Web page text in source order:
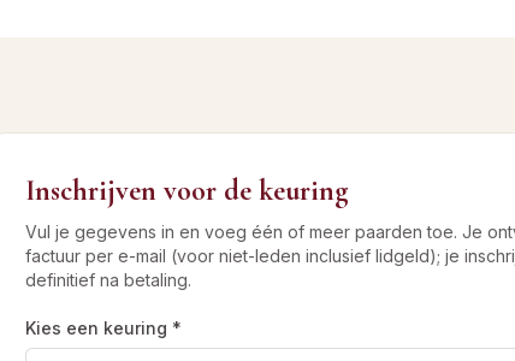
Inschrijven voor de keuring
Vul je gegevens in en voeg één of meer paarden toe. Je
factuur per e-mail (voor niet-leden inclusief lidgeld); je
definitief na betaling.
Kies een keuring *